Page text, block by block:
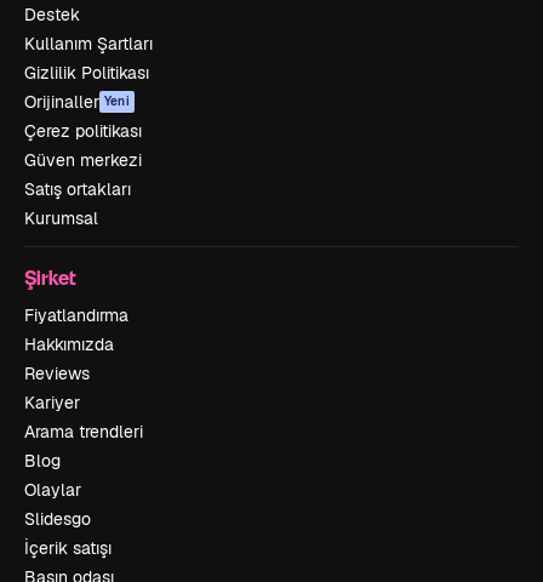
Destek
Kullanım Şartları
Gizlilik Politikası
Orijinaller Yeni
Çerez politikası
Güven merkezi
Satış ortakları
Kurumsal
Şirket
Fiyatlandırma
Hakkımızda
Reviews
Kariyer
Arama trendleri
Blog
Olaylar
Slidesgo
İçerik satışı
Basın odası